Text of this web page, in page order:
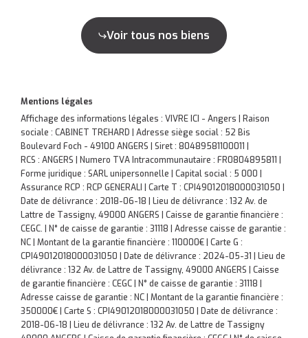
Voir tous nos biens
Mentions légales
Affichage des informations légales : VIVRE ICI - Angers | Raison
sociale : CABINET TREHARD | Adresse siège social : 52 Bis
Boulevard Foch - 49100 ANGERS | Siret : 80489581100011 |
RCS : ANGERS | Numero TVA Intracommunautaire : FR0804895811 |
Forme juridique : SARL unipersonnelle | Capital social : 5 000 |
Assurance RCP : RCP GENERALI | Carte T : CPI49012018000031050 |
Date de délivrance : 2018-06-18 | Lieu de délivrance : 132 Av. de
Lattre de Tassigny, 49000 ANGERS | Caisse de garantie financière :
CEGC. | N° de caisse de garantie : 31118 | Adresse caisse de garantie :
NC | Montant de la garantie financière : 110000€ | Carte G :
CPI49012018000031050 | Date de délivrance : 2024-05-31 | Lieu de
délivrance : 132 Av. de Lattre de Tassigny, 49000 ANGERS | Caisse
de garantie financière : CEGC | N° de caisse de garantie : 31118 |
Adresse caisse de garantie : NC | Montant de la garantie financière :
350000€ | Carte S : CPI49012018000031050 | Date de délivrance :
2018-06-18 | Lieu de délivrance : 132 Av. de Lattre de Tassigny